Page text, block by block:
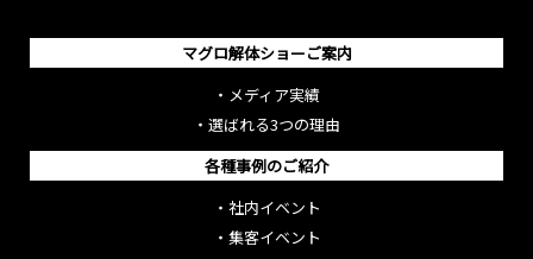
マグロ解体ショーご案内
・ メディア実績
・ 選ばれる3つの理由
各種事例のご紹介
・ 社内イベント
・ 集客イベント